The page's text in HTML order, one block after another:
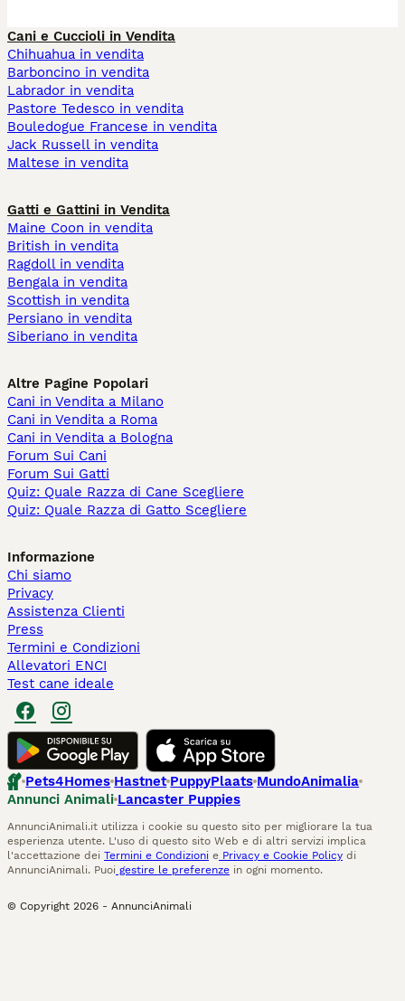
Cani e Cuccioli in Vendita
Chihuahua in vendita
Barboncino in vendita
Labrador in vendita
Pastore Tedesco in vendita
Bouledogue Francese in vendita
Jack Russell in vendita
Maltese in vendita
Gatti e Gattini in Vendita
Maine Coon in vendita
British in vendita
Ragdoll in vendita
Bengala in vendita
Scottish in vendita
Persiano in vendita
Siberiano in vendita
Altre Pagine Popolari
Cani in Vendita a Milano
Cani in Vendita a Roma
Cani in Vendita a Bologna
Forum Sui Cani
Forum Sui Gatti
Quiz: Quale Razza di Cane Scegliere
Quiz: Quale Razza di Gatto Scegliere
Informazione
Chi siamo
Privacy
Assistenza Clienti
Press
Termini e Condizioni
Allevatori ENCI
Test cane ideale
Pets4Homes Hastnet PuppyPlaats MundoAnimalia
Annunci Animali Lancaster Puppies
AnnunciAnimali.it utilizza i cookie su questo sito per migliorare la tua
esperienza utente. L'uso di questo sito Web e di altri servizi implica
l'accettazione dei Termini e Condizioni e Privacy e Cookie Policy di
AnnunciAnimali. Puoi gestire le preferenze in ogni momento.
© Copyright 2026 - AnnunciAnimali